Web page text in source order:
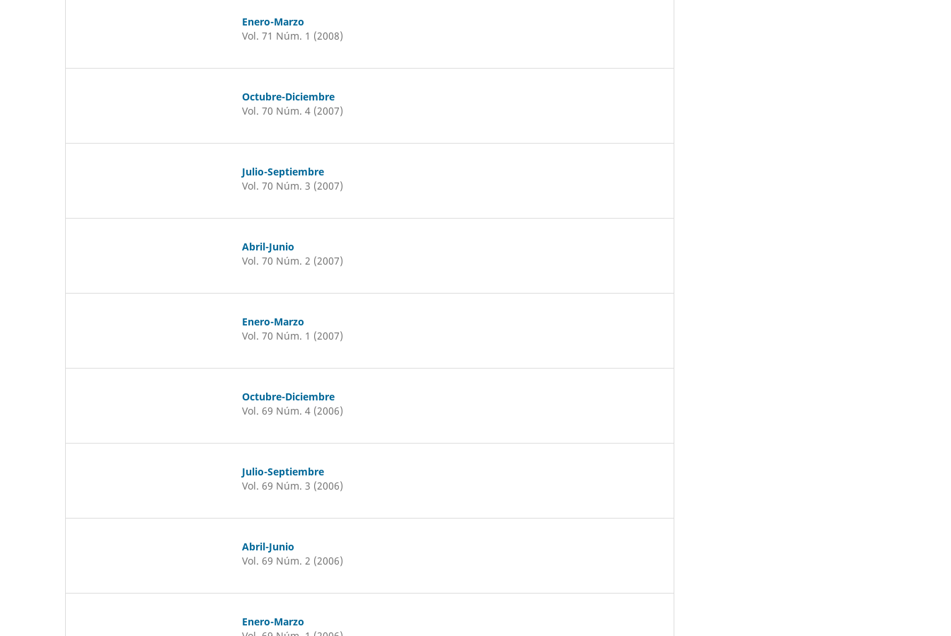
Enero-Marzo
Vol. 71 Núm. 1 (2008)
Octubre-Diciembre
Vol. 70 Núm. 4 (2007)
Julio-Septiembre
Vol. 70 Núm. 3 (2007)
Abril-Junio
Vol. 70 Núm. 2 (2007)
Enero-Marzo
Vol. 70 Núm. 1 (2007)
Octubre-Diciembre
Vol. 69 Núm. 4 (2006)
Julio-Septiembre
Vol. 69 Núm. 3 (2006)
Abril-Junio
Vol. 69 Núm. 2 (2006)
Enero-Marzo